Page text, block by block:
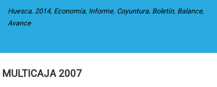
Huesca, 2014, Economía, Informe, Coyuntura, Boletín, Balance,
Avance
MULTICAJA 2007